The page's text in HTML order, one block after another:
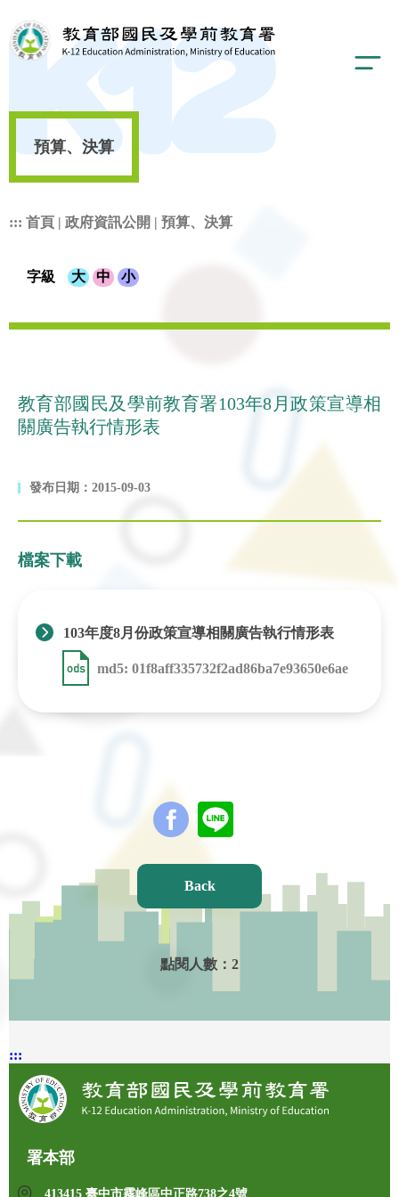
預算、決算
::: 首頁 | 政府資訊公開 | 預算、決算
字級 大 中 小
教育部國民及學前教育署103年8月政策宣導相
關廣告執行情形表
發布日期：2015-09-03
檔案下載
103年度8月份政策宣導相關廣告執行情形表
md5: 01f8aff335732f2ad86ba7e93650e6ae
Back
點閱人數： 2
:::
署本部
413415 臺中市霧峰區中正路738之4號